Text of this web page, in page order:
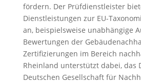
fördern. Der Prüfdienstleister
Dienstleistungen zur EU-
an, beispielsweise unabhängige
Bewertungen der
Zertifizierungen im Bereich
Rheinland unterstützt dabei, das
Deutschen Gesellschaft für